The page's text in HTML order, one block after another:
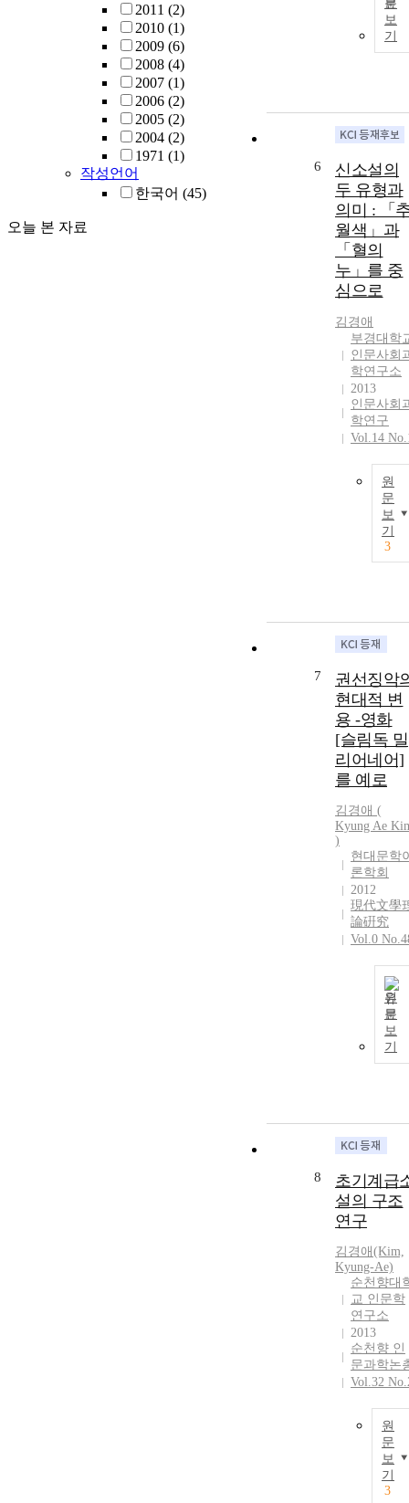
2011 (2)
2010 (1)
2009 (6)
2008 (4)
2007 (1)
2006 (2)
2005 (2)
2004 (2)
1971 (1)
작성언어
한국어 (45)
오늘 본 자료
문
보
기
6
신소설의
두 유형과
의미 : 「
월색」과
「혈의
누」를 중
심으로
김경애
부경대학
인문사회
학연구소
2013
인문사회
학연구
Vol.14
원
문
보
기
3
7
권선징악
현대적 변
용 -영화
[슬림독 밀
리어네어]
를 예로
김경애 (
Kyung Ae
)
현대문학
론학회
2012
現代文學
論硏究
Vol.0
원
문
보
기
8
초기계급
설의 구조
연구
김경애(Kim,
Kyung-Ae)
순천향대
교 인문학
연구소
2013
순천향 인
문과학논
Vol.32
원
문
보
기
3